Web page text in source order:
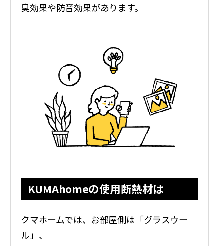
臭効果や防音効果があります。
KUMAhomeの使用断熱材は
クマホームでは、お部屋側は「グラスウー
ル」、